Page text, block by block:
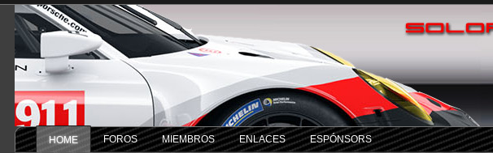
HOME FOROS MIEMBROS ENLACES ESPÓNSORS